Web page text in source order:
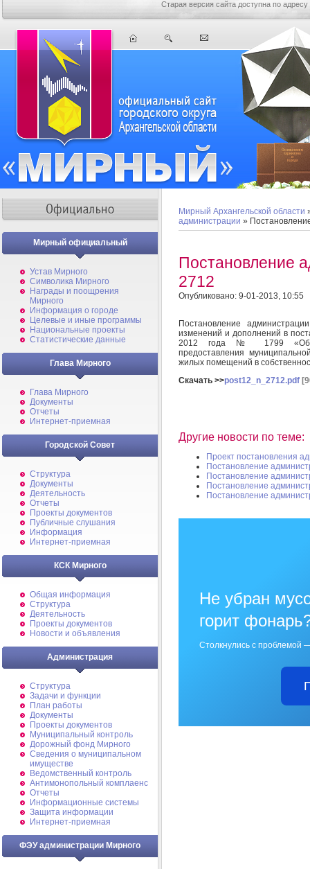
Старая версия сайта доступна по адресу
Мирный официальный
Устав Мирного
Символика Мирного
Награды и поощрения
Мирного
Информация о городе
Целевые и иные программы
Национальные проекты
Статистические данные
Глава Мирного
Глава Мирного
Документы
Отчеты
Интернет-приемная
Городской Совет
Структура
Документы
Деятельность
Отчеты
Проекты документов
Публичные слушания
Информация
Интернет-приемная
КСК Мирного
Общая информация
Структура
Деятельность
Проекты документов
Новости и объявления
Администрация
Структура
Задачи и функции
План работы
Документы
Проекты документов
Муниципальный контроль
Дорожный фонд Мирного
Cведения о муниципальном
имуществе
Ведомственный контроль
Антимонопольный комплаенс
Отчеты
Информационные системы
Защита информации
Интернет-приемная
ФЭУ администрации Мирного
Мирный Архангельской области
администрации »
Постановление
2712
Опубликовано: 9-01-2013, 10:55
Постановление
изменений и дополнений в
2012 года № 1799 «Об
предоставления
жилых помещений в
Скачать >>post12_n_2712.pdf
Другие новости по теме:
Проект постановления
Постановление
Постановление
Постановление
Постановление
Не убран
горит
Столкнулись с проблемой